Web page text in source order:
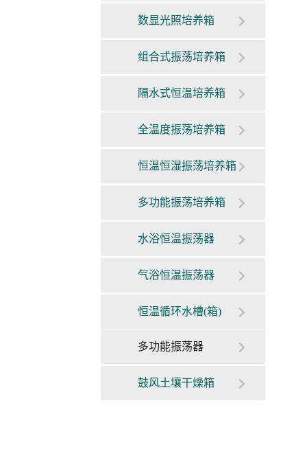
数显光照培养箱
组合式振荡培养箱
隔水式恒温培养箱
全温度振荡培养箱
恒温恒湿振荡培养箱
多功能振荡培养箱
水浴恒温振荡器
气浴恒温振荡器
恒温循环水槽(箱)
多功能振荡器
鼓风土壤干燥箱